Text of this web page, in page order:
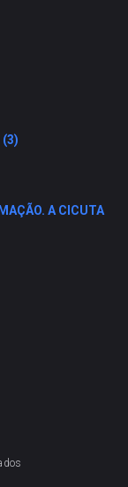
(3)
A CICUTA